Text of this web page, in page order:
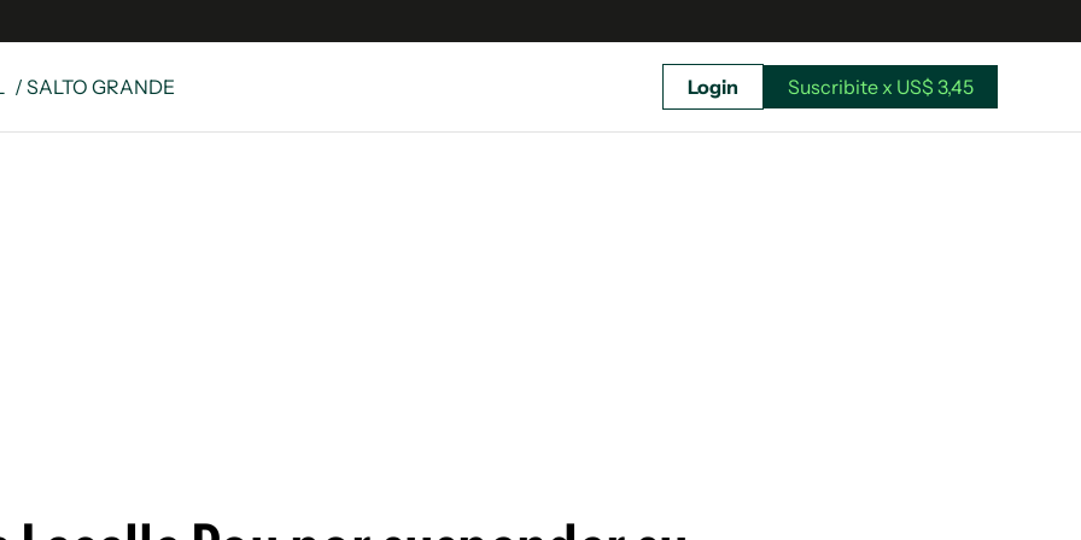
/ SALTO GRANDE Login Suscribite x US$ 3,45